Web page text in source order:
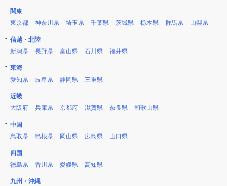
関東
東京都
神奈川県 埼玉県 千葉県 茨城県 栃木県 群馬県 山梨県
信越・北陸
新潟県
長野県 富山県 石川県 福井県
東海
愛知県
岐阜県 静岡県 三重県
近畿
大阪府
兵庫県 京都府 滋賀県 奈良県 和歌山県
中国
鳥取県
島根県 岡山県 広島県 山口県
四国
徳島県
香川県 愛媛県 高知県
九州・沖縄